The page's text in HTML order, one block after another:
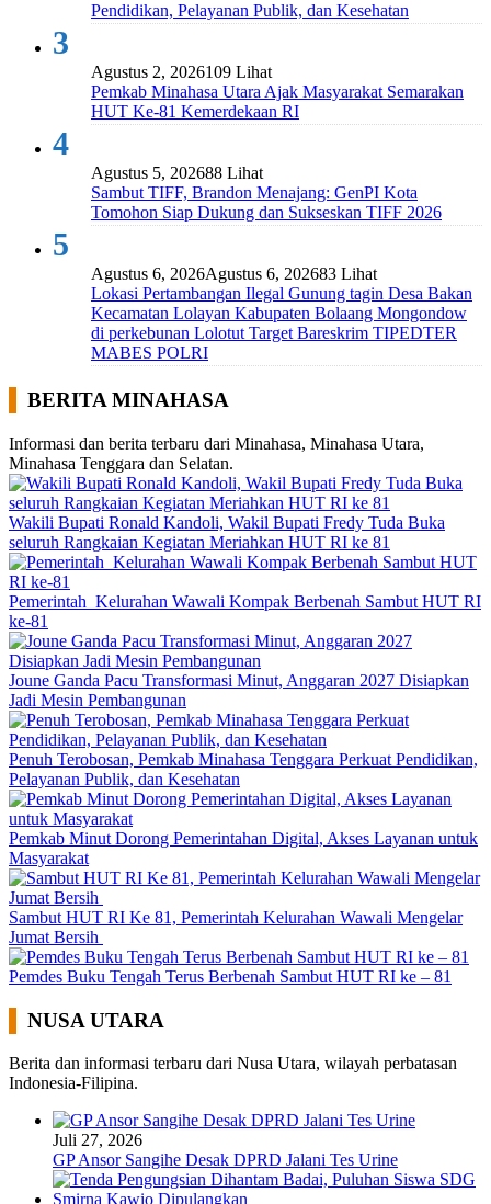
Pendidikan, Pelayanan Publik, dan Kesehatan
3
Agustus 2, 2026109 Lihat
Pemkab Minahasa Utara Ajak Masyarakat Semarakan
HUT Ke-81 Kemerdekaan RI
4
Agustus 5, 202688 Lihat
Sambut TIFF, Brandon Menajang: ​GenPI Kota
Tomohon Siap Dukung dan Sukseskan TIFF 2026
5
Agustus 6, 2026Agustus 6, 202683 Lihat
Lokasi Pertambangan Ilegal Gunung tagin Desa Bakan
Kecamatan Lolayan Kabupaten Bolaang Mongondow
di perkebunan Lolotut Target Bareskrim TIPEDTER
MABES POLRI
BERITA MINAHASA
Informasi dan berita terbaru dari Minahasa, Minahasa Utara,
Minahasa Tenggara dan Selatan.
Wakili Bupati Ronald Kandoli, Wakil Bupati Fredy Tuda Buka
seluruh Rangkaian Kegiatan Meriahkan HUT RI ke 81
Pemerintah Kelurahan Wawali Kompak Berbenah Sambut HUT RI
ke-81
Joune Ganda Pacu Transformasi Minut, Anggaran 2027 Disiapkan
Jadi Mesin Pembangunan
Penuh Terobosan, Pemkab Minahasa Tenggara Perkuat Pendidikan,
Pelayanan Publik, dan Kesehatan
Pemkab Minut Dorong Pemerintahan Digital, Akses Layanan untuk
Masyarakat
Sambut HUT RI Ke 81, Pemerintah Kelurahan Wawali Mengelar
Jumat Bersih
Pemdes Buku Tengah Terus Berbenah Sambut HUT RI ke – 81
NUSA UTARA
Berita dan informasi terbaru dari Nusa Utara, wilayah perbatasan
Indonesia-Filipina.
Juli 27, 2026
GP Ansor Sangihe Desak DPRD Jalani Tes Urine